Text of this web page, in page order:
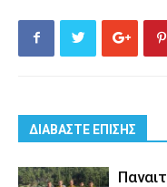
ΔΙΑΒΑΣΤΕ ΕΠΙΣΗΣ